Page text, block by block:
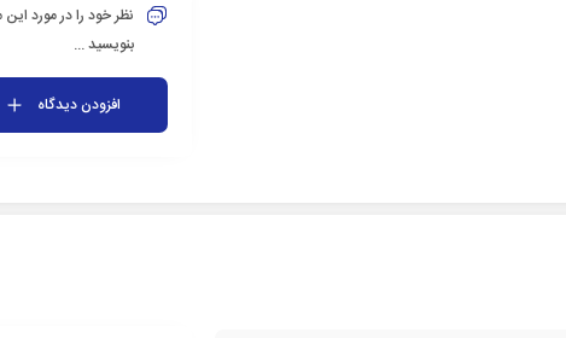
نظر خود را در مورد
بنویسید ...
افزودن دیدگاه